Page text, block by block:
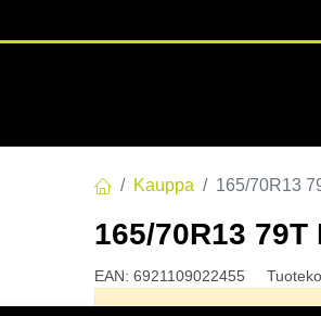
Kauppa 165/70R13
165/70R13 79T
EAN: 6921109022455